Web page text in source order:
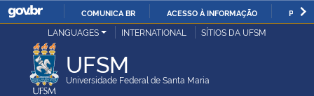
IR
COMUNICA BR ACESSO À INFORMAÇÃO
Ministério da Justiça e Segurança Pública
LANGUAGES INTERNATIONAL SÍTIOS DA UFSM
UFSM
Universidade Federal de Santa Maria